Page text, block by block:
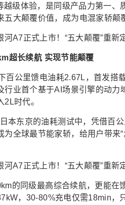
越级体验，是同级产品力第一
五大颠覆价值，成为电混家轿颠
超长续航 实现节能颠覆
百公里馈电油耗2.67L，首发搭
行业首个基于AI场景引擎的动力
时代。
本东京的油耗测试中，凭借百
为全球最节能家轿，给用户带来
的同级最高综合续航，更能
，30-80%充电仅需18min，